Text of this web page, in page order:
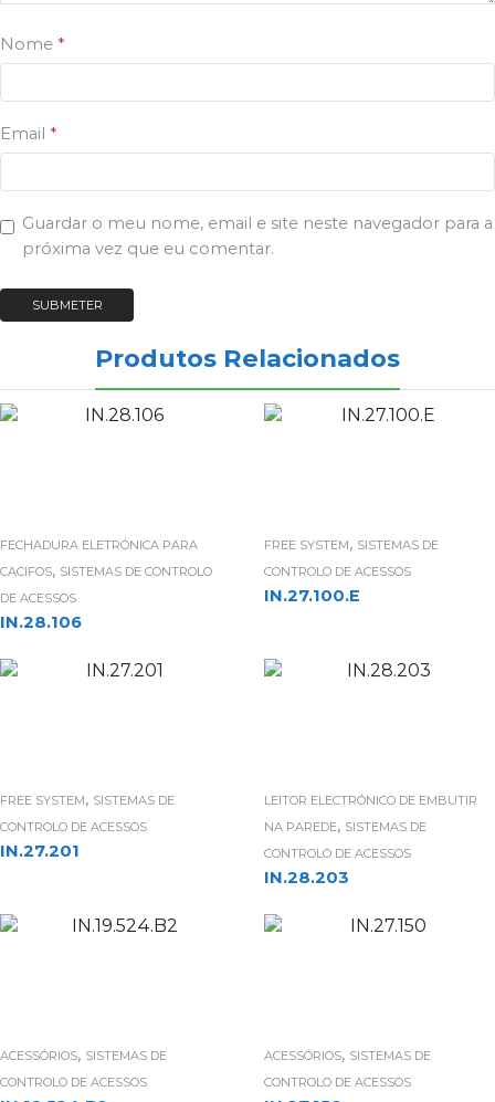
Nome *
Email *
Guardar o meu nome, email e site neste navegador para a
próxima vez que eu comentar.
Produtos Relacionados
FECHADURA ELETRÓNICA PARA
CACIFOS, SISTEMAS DE CONTROLO
DE ACESSOS
IN.28.106
FREE SYSTEM, SISTEMAS DE
CONTROLO DE ACESSOS
IN.27.100.E
FREE SYSTEM, SISTEMAS DE
CONTROLO DE ACESSOS
IN.27.201
LEITOR ELECTRÓNICO DE EMBUTIR
NA PAREDE, SISTEMAS DE
CONTROLO DE ACESSOS
IN.28.203
ACESSÓRIOS, SISTEMAS DE
CONTROLO DE ACESSOS
ACESSÓRIOS, SISTEMAS DE
CONTROLO DE ACESSOS